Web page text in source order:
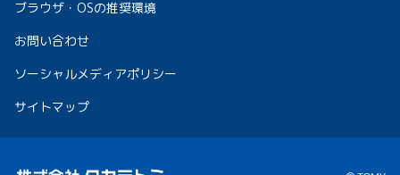
ブラウザ・OSの推奨環境
お問い合わせ
ソーシャルメディアポリシー
サイトマップ